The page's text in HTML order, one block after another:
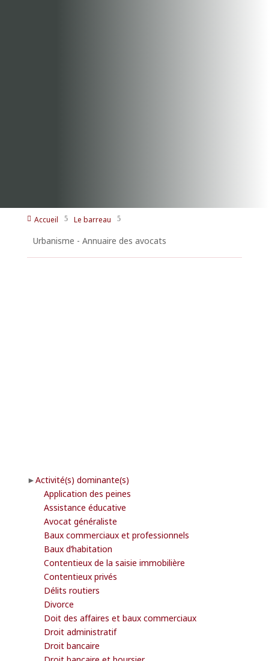
 Accueil 5 Le barreau 5
Urbanisme - Annuaire des avocats
Activité(s) dominante(s)
Application des peines
Assistance éducative
Avocat généraliste
Baux commerciaux et professionnels
Baux d’habitation
Contentieux de la saisie immobilière
Contentieux privés
Délits routiers
Divorce
Doit des affaires et baux commerciaux
Droit administratif
Droit bancaire